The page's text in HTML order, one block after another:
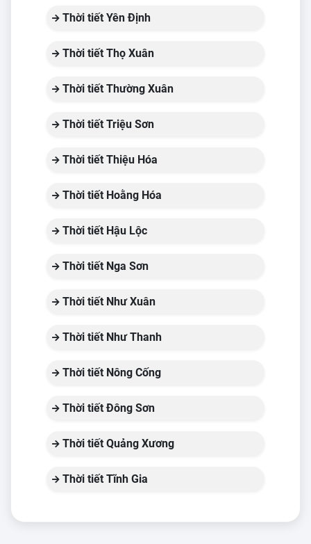
Thời tiết Yên Định
Thời tiết Thọ Xuân
Thời tiết Thường Xuân
Thời tiết Triệu Sơn
Thời tiết Thiệu Hóa
Thời tiết Hoằng Hóa
Thời tiết Hậu Lộc
Thời tiết Nga Sơn
Thời tiết Như Xuân
Thời tiết Như Thanh
Thời tiết Nông Cống
Thời tiết Đông Sơn
Thời tiết Quảng Xương
Thời tiết Tĩnh Gia